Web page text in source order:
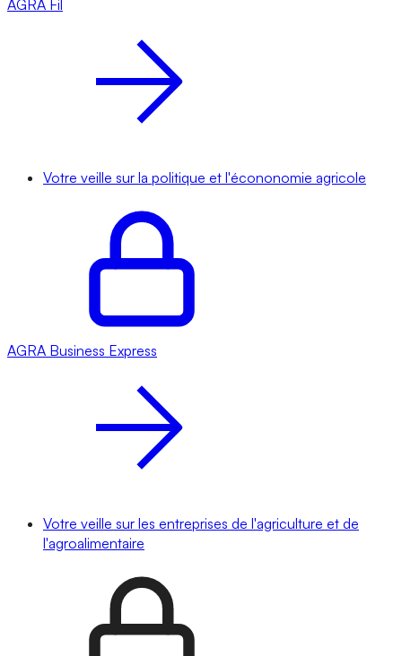
AGRA Fil
Votre veille sur la politique et l'écononomie agricole
AGRA Business Express
Votre veille sur les entreprises de l'agriculture et de
l'agroalimentaire